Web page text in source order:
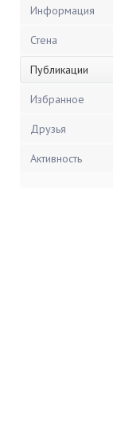
Информация
Стена
Публикации
Избранное
Друзья
Активность